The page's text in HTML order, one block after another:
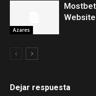
Azares
Website
Dejar respuesta